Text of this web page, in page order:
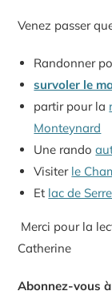
Venez passer
Randonner
survoler le
partir pour la
Monteynard
Une rando
Visiter le
Et lac de
Merci pour la
Catherine
Abonnez-vous